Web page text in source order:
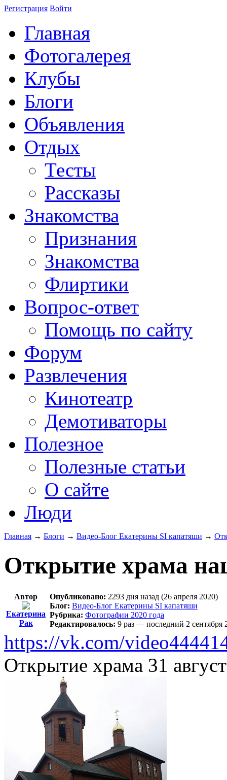
Регистрация Войти
Главная
Фотогалерея
Клубы
Блоги
Объявления
Отдых
Тесты
Рассказы
Знакомства
Признания
Знакомства
Флиртики
Вопрос-ответ
Помощь по сайту
Форум
Развлечения
Кинотеатр
Демотиваторы
Полезное
Полезные статьи
О сайте
Люди
Главная → Блоги → Видео-Блог Екатерины SI капатяши →
Открытие храма
Автор
Екатерина
Рак
Опубликовано: 2293 дня назад (26 апреля 2020)
Блог: Видео-Блог Екатерины SI капатяши
Рубрика: Фотографии 2020 года
Редактировалось: 9 раз — последний 2 сентября
https://vk.com/
Открытие храма 31